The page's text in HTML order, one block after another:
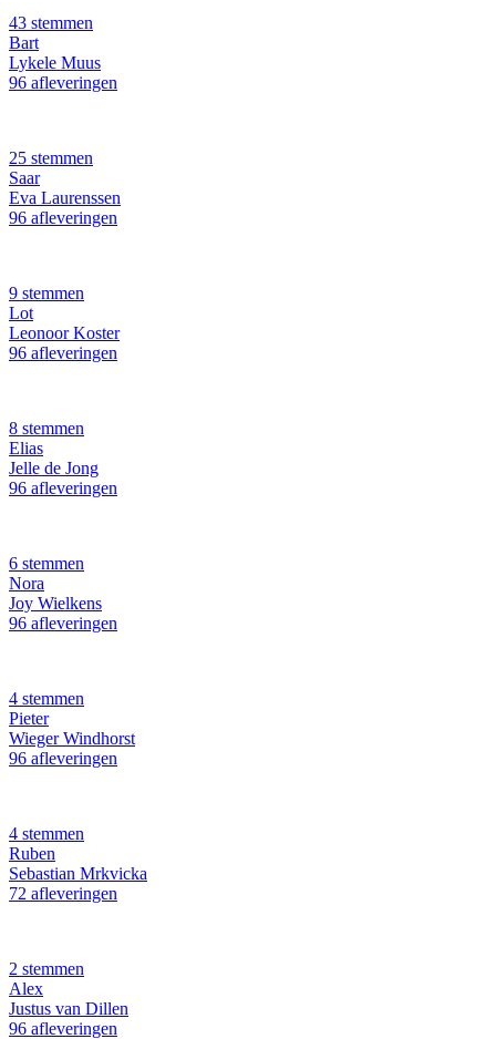
43 stemmen
Bart
Lykele Muus
96 afleveringen
25 stemmen
Saar
Eva Laurenssen
96 afleveringen
9 stemmen
Lot
Leonoor Koster
96 afleveringen
8 stemmen
Elias
Jelle de Jong
96 afleveringen
6 stemmen
Nora
Joy Wielkens
96 afleveringen
4 stemmen
Pieter
Wieger Windhorst
96 afleveringen
4 stemmen
Ruben
Sebastian Mrkvicka
72 afleveringen
2 stemmen
Alex
Justus van Dillen
96 afleveringen